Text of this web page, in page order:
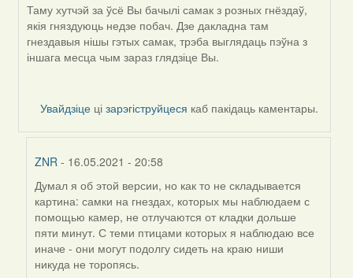
Таму хутчэй за ўсё Вы бачылі самак з розных гнёздаў,
якія гняздуюць недзе побач. Дзе дакладна там
гнездавыя нішы гэтых самак, трэба выглядаць пэўна з
іншага месца чым зараз глядзіце Вы.
Увайдзіце цізарэгіструйцеся каб пакідаць каментары.
ZNR - 16.05.2021 - 20:58
In
reply
to
by
Harrier
Думал я об этой версии, но как то не складывается
картина: самки на гнездах, которых мы наблюдаем с
помощью камер, не отлучаются от кладки дольше
пяти минут. С теми птицами которых я наблюдаю все
иначе - они могут подолгу сидеть на краю ниши
никуда не торопясь.